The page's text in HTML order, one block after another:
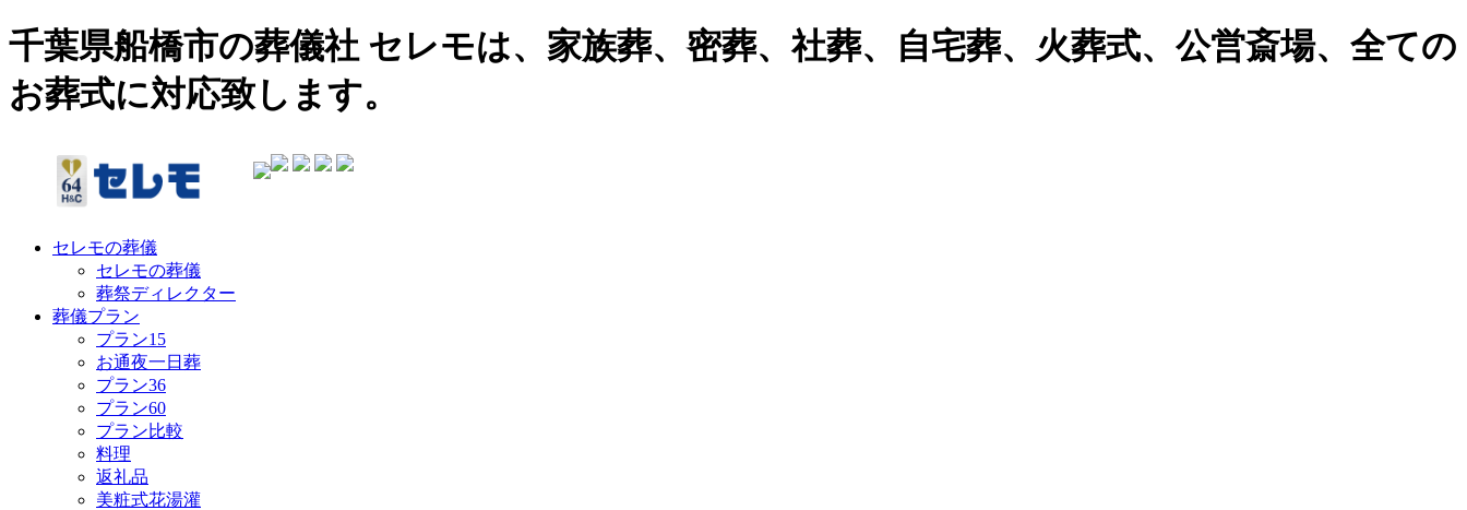
千葉県船橋市の葬儀社 セレモは、家族葬、密葬、社葬、自宅葬、火葬式、公営斎場、全ての
お葬式に対応致します。
セレモの葬儀
セレモの葬儀
葬祭ディレクター
葬儀プラン
プラン15
お通夜一日葬
プラン36
プラン60
プラン比較
料理
返礼品
美粧式花湯灌